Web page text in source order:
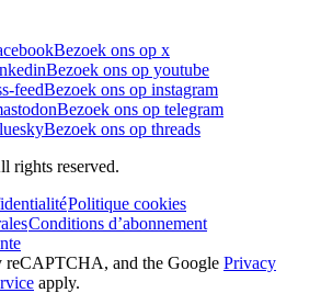
Bezoek ons op x
Bezoek ons op youtube
feedBezoek ons op instagram
Bezoek ons op telegram
Bezoek ons op threads
rights reserved.
Politique cookies
Conditions d’abonnement
reCAPTCHA, and the Google Privacy
apply.